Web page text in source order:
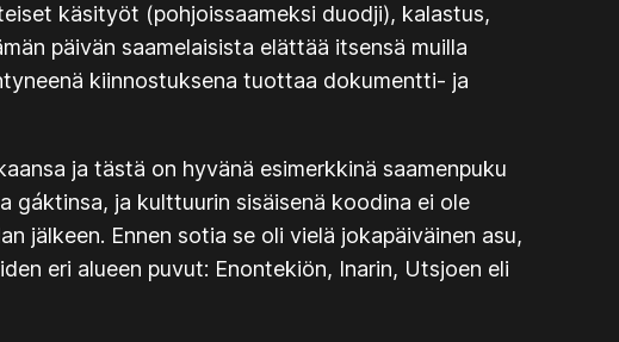
käsityöt (pohjoissaameksi duodji), kalastus,
päivän saamelaisista elättää itsensä muilla
kiinnostuksena tuottaa dokumentti- ja
ja tästä on hyvänä esimerkkinä saamenpuku
gáktinsa, ja kulttuurin sisäisenä koodina ei ole
jälkeen. Ennen sotia se oli vielä jokapäiväinen asu,
eri alueen puvut: Enontekiön, Inarin, Utsjoen eli